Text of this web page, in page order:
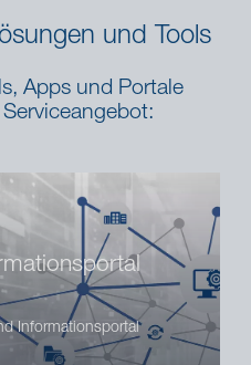
und Tools
Apps und Portale
Informationsportal